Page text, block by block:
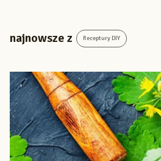
najnowsze z Receptury DIY